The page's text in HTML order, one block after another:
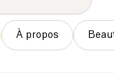
À propos